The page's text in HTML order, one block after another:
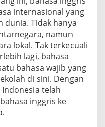
internasional yang
dunia. Tidak hanya
namun
lokal. Tak terkecuali
lagi, bahasa
bahasa wajib yang
di sini. Dengan
telah
inggris ke